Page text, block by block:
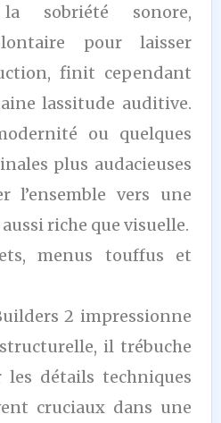
sobriété sonore,
pour laisser
finit cependant
lassitude auditive.
ou quelques
plus audacieuses
l’ensemble vers une
riche que visuelle.
menus touffus et
2 impressionne
il trébuche
détails techniques
cruciaux dans une